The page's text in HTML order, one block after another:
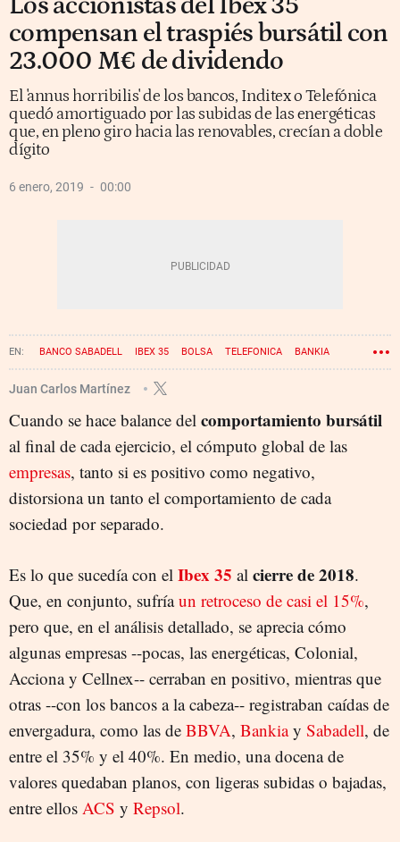
compensan el traspiés bursátil con
23.000 M€ de dividendo
El 'annus horribilis' de los bancos, Inditex o Telefónica
quedó amortiguado por las subidas de las energéticas
que, en pleno giro hacia las renovables, crecían a doble
dígito
6 enero, 2019 00:00
BANCO SABADELL IBEX 35 BOLSA TELEFONICA BANKIA
BANCO SANTANDER INDITEX
IBERDROLA NATURGY
Juan Carlos Martínez
Cuando se hace balance del comportamiento bursátil
al final de cada ejercicio, el cómputo global de las
empresas, tanto si es positivo como negativo,
distorsiona un tanto el comportamiento de cada
sociedad por separado.
Es lo que sucedía con el Ibex 35 al cierre de 2018.
Que, en conjunto, sufríaun retroceso de casi el 15%,
pero que, en el análisis detallado, se aprecia cómo
algunas empresas --pocas, las energéticas, Colonial,
Acciona y Cellnex-- cerraban en positivo, mientras que
otras --con los bancos a la cabeza-- registraban caídas de
envergadura, como las de BBVA, Bankiay Sabadell, de
entre el 35% y el 40%. En medio, una docena de
valores quedaban planos, con ligeras subidas o bajadas,
entre ellos ACS y Repsol.